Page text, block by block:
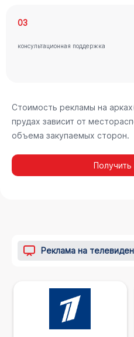
03
консультационная поддержка
Стоимость рекламы на
прудах зависит от
объема закупаемых сторон.
Реклама на